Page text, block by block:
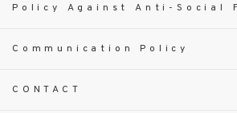
Policy Against Anti-Social
Communication Policy
CONTACT